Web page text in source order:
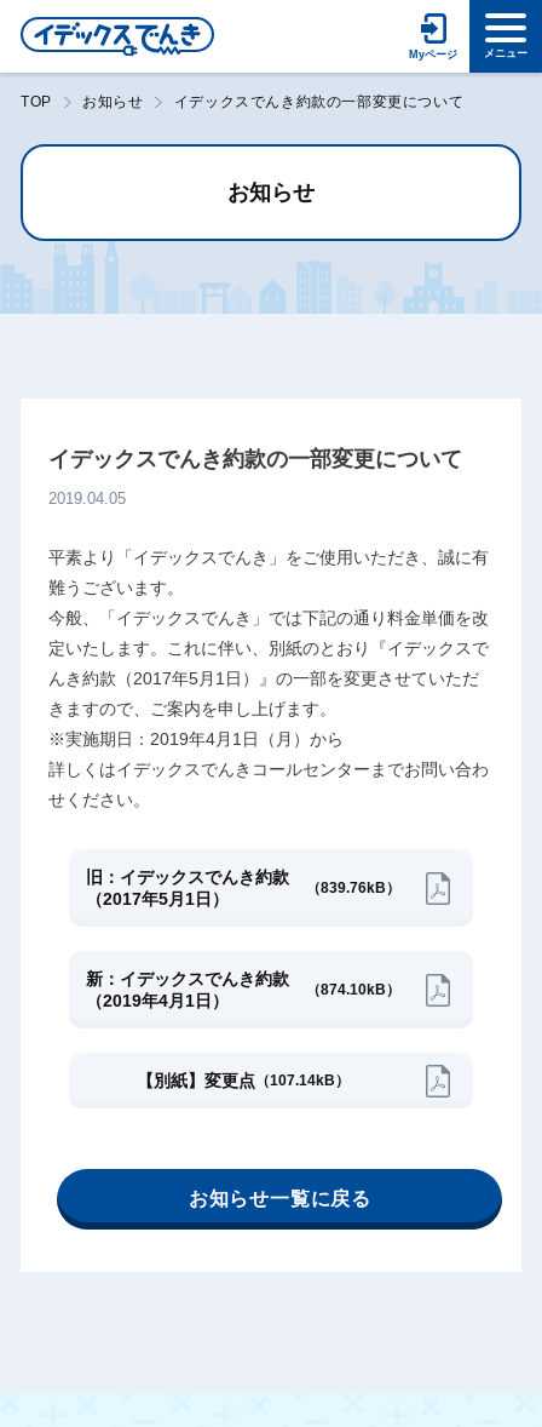
TOP お知らせ イデックスでんき約款の一部変更について
お知らせ
イデックスでんき約款の一部変更について
2019.04.05
平素より「イデックスでんき」をご使用いただき、誠に有
難うございます。
今般、「イデックスでんき」では下記の通り料金単価を改
定いたします。これに伴い、別紙のとおり『イデックスで
んき約款（2017年5月1日）』の一部を変更させていただ
きますので、ご案内を申し上げます。
※実施期日：2019年4月1日（月）から
詳しくはイデックスでんきコールセンターまでお問い合わ
せください。
旧：イデックスでんき約款
（2017年5月1日）
（839.76kB）
新：イデックスでんき約款
（2019年4月1日）
（874.10kB）
【別紙】変更点 （107.14kB）
お知らせ一覧に戻る